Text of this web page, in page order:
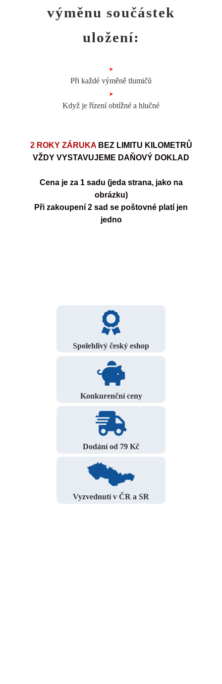
výměnu součástek
uložení:
Při každé výměně tlumičů
Když je řízení obtížné a hlučné
2 ROKY ZÁRUKA BEZ LIMITU KILOMETRŮ
VŽDY VYSTAVUJEME DAŇOVÝ DOKLAD
Cena je za 1 sadu (jeda strana, jako na
obrázku)
Při zakoupení 2 sad se poštovné platí jen
jedno
Spolehlivý český eshop
Konkurenční ceny
Dodání od 79 Kč
Vyzvednutí v ČR a SR